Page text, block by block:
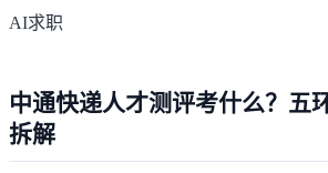
AI求职
中通快递人才测评考什么？五
拆解